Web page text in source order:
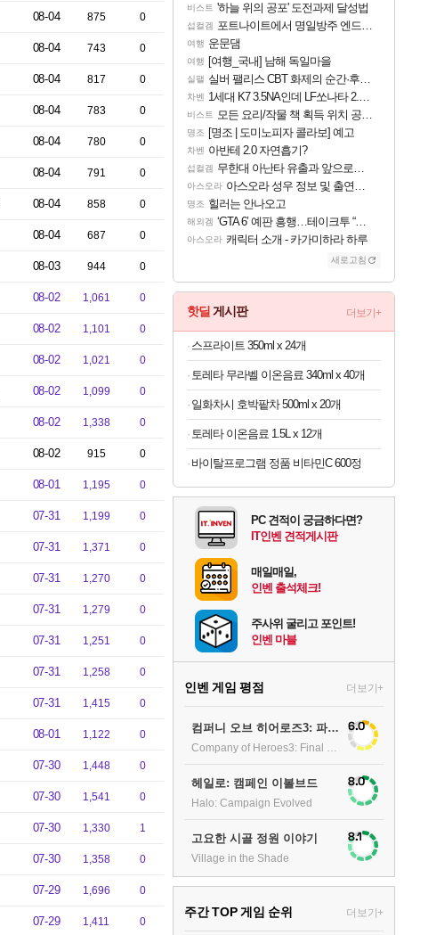
08-04 875 0
08-04 743 0
08-04 817 0
08-04 783 0
08-04 780 0
08-04 791 0
08-04 858 0
08-04 687 0
08-03 944 0
08-02 1,061 0
08-02 1,101 0
08-02 1,021 0
08-02 1,099 0
08-02 1,338 0
08-02 915 0
08-01 1,195 0
07-31 1,199 0
07-31 1,371 0
07-31 1,270 0
07-31 1,279 0
07-31 1,251 0
07-31 1,258 0
07-31 1,415 0
08-01 1,122 0
07-30 1,448 0
07-30 1,541 0
07-30 1,330 1
07-30 1,358 0
07-29 1,696 0
07-29 1,411 0
비스트 '하늘 위의 공포' 도전과제 달성법
섭컬겜 포트나이트에서 명일방주 엔드필드 [펠리카] 판매 예정
여행 운문댐
여행 [여행_국내] 남해 독일마을
실팰 실버 팰리스 CBT 화제의 순간·후기 모음
차벤 1세대 K7 3.5NA인데 LF쏘나타 2.0NA 기변하면 유류비 절약이 얼마나 될까요..?
비스트 모든 요리/작물 책 획득 위치 공략 (36개) - 미식가 도전과제
명조 [명조 | 도미노피자 콜라보] 예고
차벤 아반테 2.0 자연흡기?
섭컬겜 무한대 아난타 유출과 앞으로의 예상 (루머)
아스오라 아스오라 성우 정보 및 출연작 모음
명조 힐러는 안나오고
해외겜 ‘GTA 6’ 예판 흥행…테이크투 “내부 예상 크게 넘어”
아스오라 캐릭터 소개 - 카가미하라 하루
새로고침
핫딜 게시판 더보기+
스프라이트 350ml x 24개
토레타 무라벨 이온음료 340ml x 40개
일화차시 호박팥차 500ml x 20개
토레타 이온음료 1.5L x 12개
바이탈프로그램 정품 비타민C 600정
PC 견적이 궁금하다면?
IT인벤 견적게시판
매일매일,
인벤 출석체크!
주사위 굴리고 포인트!
인벤 마블
인벤 게임 평점 더보기+
컴퍼니 오브 히어로즈3: 파이널 스탠드 6.0
헤일로: 캠페인 이볼브드
Halo: Campaign Evolved
8.0
고요한 시골 정원 이야기
Village in the Shade
8.1
주간 TOP 게임 순위 더보기+